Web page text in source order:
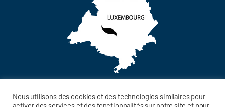
Nous utilisons des cookies et des technologies similaires pour